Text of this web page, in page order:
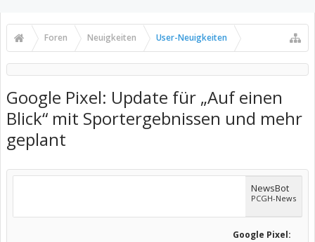
Foren Neuigkeiten User-Neuigkeiten
Google Pixel: Update für „Auf einen
Blick“ mit Sportergebnissen und mehr
geplant
NewsBot
PCGH-News
Google Pixel: